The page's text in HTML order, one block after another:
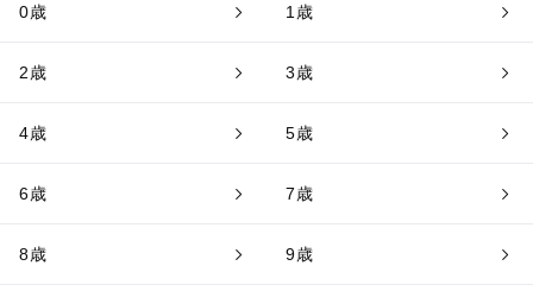
0歳 1歳
2歳 3歳
4歳 5歳
6歳 7歳
8歳 9歳